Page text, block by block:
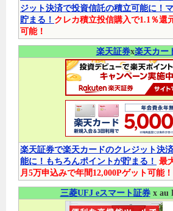
ジット決済で投資信託の積立可能に！
貯まる！ クレカ積立投信購入で1.1％還
可能！
楽天証券x楽天カー
楽天証券で楽天カードのクレジット決
能に！もちろんポイントが貯まる！ 最
月5万申込みで年間12,000Pゲット可能！
三菱UFJ eスマート証券x au